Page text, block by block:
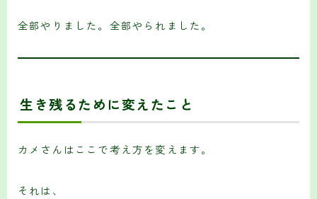
全部やりました。全部やられました。
生き残るために変えたこと
カメさんはここで考え方を変えます。
それは、